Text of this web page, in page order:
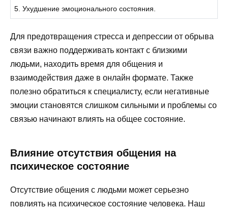
5. Ухудшение эмоционального состояния.
Для предотвращения стресса и депрессии от обрыва
связи важно поддерживать контакт с близкими
людьми, находить время для общения и
взаимодействия даже в онлайн формате. Также
полезно обратиться к специалисту, если негативные
эмоции становятся слишком сильными и проблемы со
связью начинают влиять на общее состояние.
Влияние отсутствия общения на
психическое состояние
Отсутствие общения с людьми может серьезно
повлиять на психическое состояние человека. Наш